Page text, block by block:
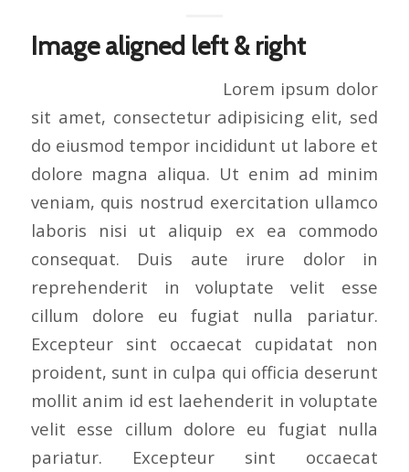
Image aligned left & right
Lorem ipsum dolor
sit amet, consectetur adipisicing elit, sed
do eiusmod tempor incididunt ut labore et
dolore magna aliqua. Ut enim ad minim
veniam, quis nostrud exercitation ullamco
laboris nisi ut aliquip ex ea commodo
consequat. Duis aute irure dolor in
reprehenderit in voluptate velit esse
cillum dolore eu fugiat nulla pariatur.
Excepteur sint occaecat cupidatat non
proident, sunt in culpa qui officia deserunt
mollit anim id est laehenderit in voluptate
velit esse cillum dolore eu fugiat nulla
pariatur. Excepteur sint occaecat